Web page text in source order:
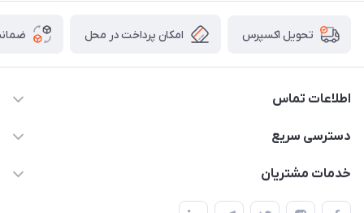
تحویل اکسپرس امکان پرداخت در محل
اطلاعات تماس
09165044753
دسترسی سریع
حساب کاربری
خدمات مشتریان
قوانین و مقررات